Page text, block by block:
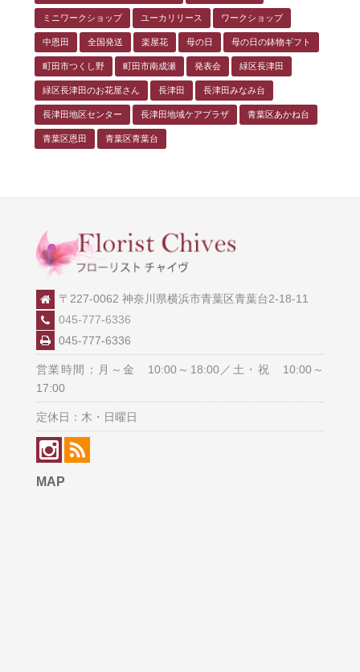
ミニワークショップ ユーカリリース ワークショップ
中恩田 全国発送 楽屋花 母の日 母の日の鉢物ギフト
町田市つくし野 町田市南成瀬 発表会 緑区長津田
緑区長津田のお花屋さん 長津田 長津田みなみ台
長津田地区センター 長津田地域ケアプラザ 青葉区あかね台
青葉区恩田 青葉区青葉台
〒227-0062 神奈川県横浜市青葉区青葉台2-18-11
045-777-6336
045-777-6336
営業時間：月～金 10:00～18:00／土・祝 10:00～
17:00
定休日：木・日曜日
MAP